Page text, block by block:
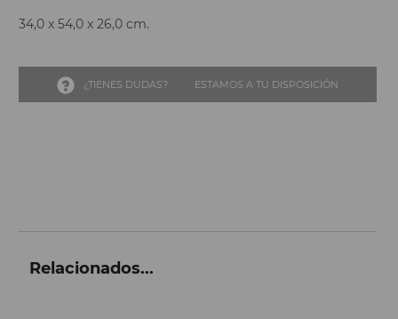
34,0 x 54,0 x 26,0 cm.
¿TIENES DUDAS? ESTAMOS A TU DISPOSICIÓN
Relacionados...